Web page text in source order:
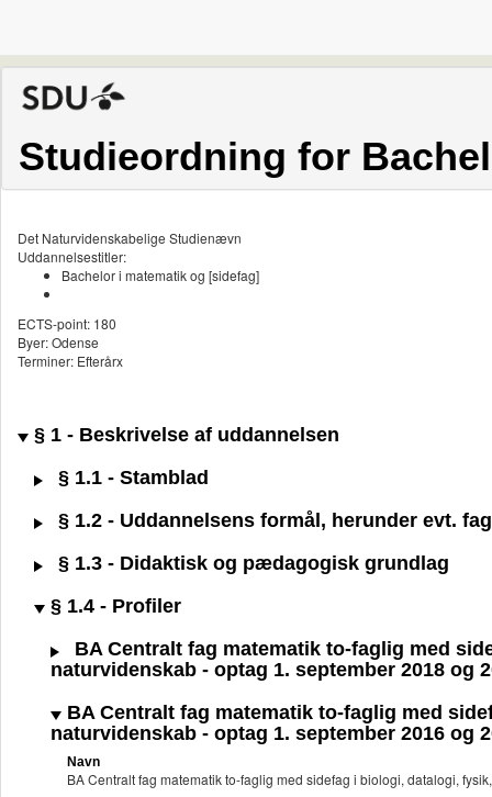
Studieordning for
Det Naturvidenskabelige Studienævn
Uddannelsestitler:
Bachelor i matematik og [sidefag]
ECTS-point: 180
Byer: Odense
Terminer: Efterårx
§ 1 - Beskrivelse af uddannelsen
§ 1.1 - Stamblad
§ 1.2 - Uddannelsens formål, herunder evt.
§ 1.3 - Didaktisk og pædagogisk grundlag
§ 1.4 - Profiler
BA Centralt fag matematik to-faglig med
naturvidenskab - optag 1. september 2018 og
BA Centralt fag matematik to-faglig med
naturvidenskab - optag 1. september 2016 og
Navn
BA Centralt fag matematik to-faglig med sidefag i biologi, datalogi,